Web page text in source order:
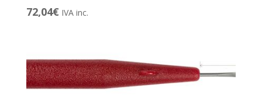
72,04€ IVA inc.